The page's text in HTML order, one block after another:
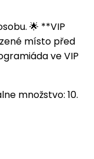
🌟 **VIP
místo před
ve VIP
množstvo: 10.